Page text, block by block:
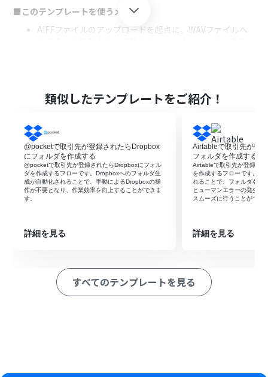
■このテンプレートを使うメリット
AIFFファイルのアップロードを起点に、WAVファイルへ
■フローボットの流れ
はじめに、DropboxをYoomと連携します。
次に、トリガーでDropboxを選択し、「特定のフォルダ
内でファイルが作成または更新されたら」というアクショ
ンを設定します。
次に、オペレーションでDropboxの「ファイルをダウン
ロードする」アクションを設定し、トリガーで検知した
AIFFファイルをダウンロードします。
どを操作してAIFFファイルをWAVファイルに変換しま
プロードする」アクションを設定し、変換済みのWAVフ
ァイルを指定のフォルダにアップロードします。
※「トリガー」：フロー起動のきっかけとなるアクション、「オ
としたいフォルダのパスやファイル名を任意で設定して
類似したテンプレートをご紹介！
@pocketで取引先が登録されたらDropbox
にフォルダを作成する
@pocketで取引先が登録されたらDropboxにフォル
ダを作成するフローです。Dropboxへのフォルダ生
成が自動化されることで、手動によるDropboxの操
作が不要となり、作業効率を向上することができま
す。
詳細を見る
Airtableで取引先が登
フォルダを作成する
Airtableで取引先が登録さ
を作成するフローです。フ
れることで、フォルダ名の
ヒューマンエラーの発生を
スムーズに行うことができ
詳細を見る
すべてのテンプレートを見る